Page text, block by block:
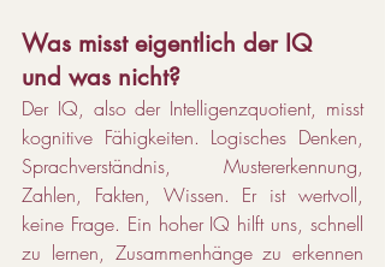
Was misst eigentlich der IQ
und was nicht?
Der IQ, also der Intelligenzquotient, misst
kognitive Fähigkeiten. Logisches Denken,
Sprachverständnis, Mustererkennung,
Zahlen, Fakten, Wissen. Er ist wertvoll,
keine Frage. Ein hoher IQ hilft uns, schnell
zu lernen, Zusammenhänge zu erkennen